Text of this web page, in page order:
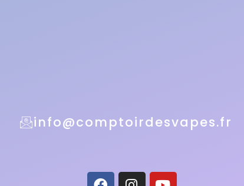
info@comptoirdesvapes.fr